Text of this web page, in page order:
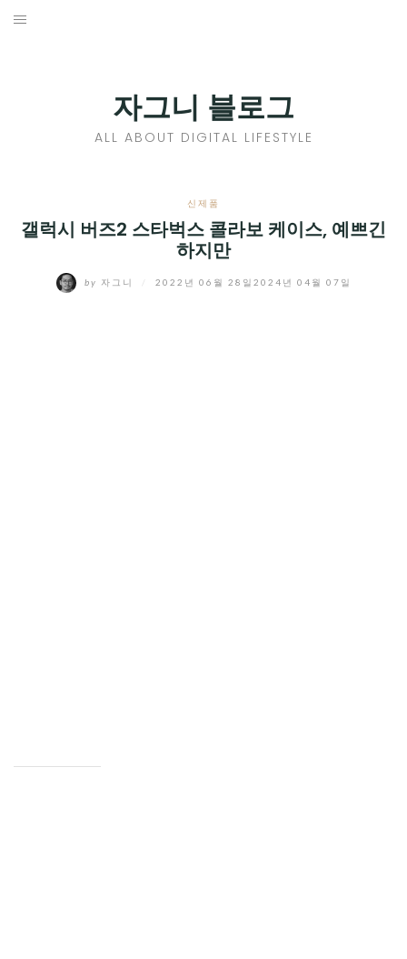
Skip
자그니 블로그
ALL ABOUT DIGITAL LIFESTYLE
신제품
갤럭시 버즈2 스타벅스 콜라보 케이스, 예쁘긴
하지만
by 자그니 2022년 06월 28일 2024년 04월 07일
CHILD
디지털트렌드
디지털라이프
EXPAND